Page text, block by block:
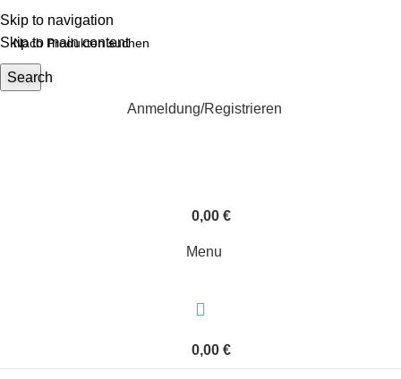
Skip to navigation
Skip to main content
Search
Anmeldung/Registrieren
0,00 €
Menu
0,00 €